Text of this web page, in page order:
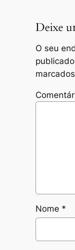
Deixe
O seu
Nome *